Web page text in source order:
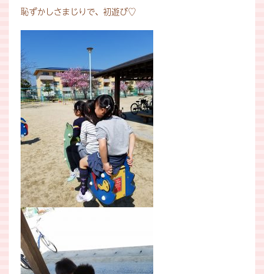
恥ずかしさまじりで、初遊び♡